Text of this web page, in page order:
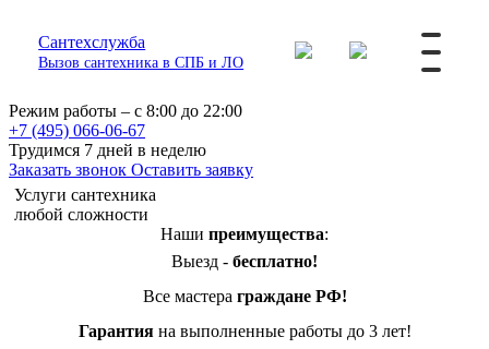
Сантехслужба
Вызов сантехника в СПБ и ЛО
Режим работы – с 8:00 до 22:00
+7 (495) 066-06-67
Трудимся 7 дней в неделю
Заказать звонок Оставить заявку
Услуги сантехника
любой сложности
Наши преимущества:
Выезд - бесплатно!
Все мастера граждане РФ!
Гарантияна выполненные работы до 3 лет!